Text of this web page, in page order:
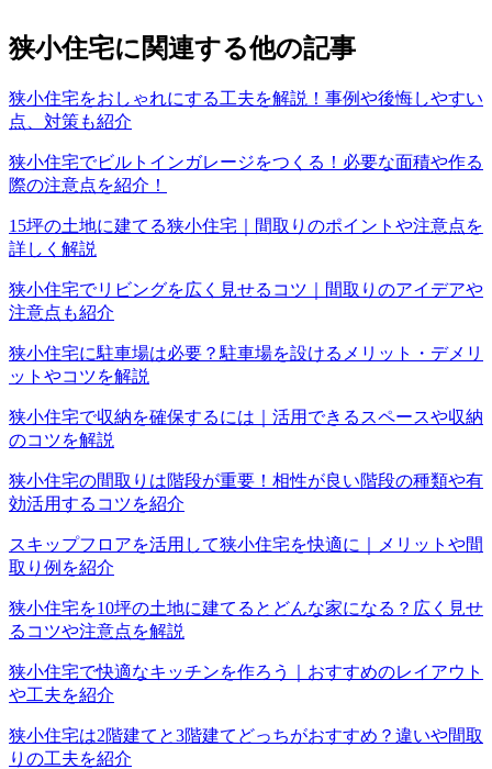
狭小住宅に関連する他の記事
狭小住宅をおしゃれにする工夫を解説！事例や後悔しやすい
点、対策も紹介
狭小住宅でビルトインガレージをつくる！必要な面積や作る
際の注意点を紹介！
15坪の土地に建てる狭小住宅｜間取りのポイントや注意点を
詳しく解説
狭小住宅でリビングを広く見せるコツ｜間取りのアイデアや
注意点も紹介
狭小住宅に駐車場は必要？駐車場を設けるメリット・デメリ
ットやコツを解説
狭小住宅で収納を確保するには｜活用できるスペースや収納
のコツを解説
狭小住宅の間取りは階段が重要！相性が良い階段の種類や有
効活用するコツを紹介
スキップフロアを活用して狭小住宅を快適に｜メリットや間
取り例を紹介
狭小住宅を10坪の土地に建てるとどんな家になる？広く見せ
るコツや注意点を解説
狭小住宅で快適なキッチンを作ろう｜おすすめのレイアウト
や工夫を紹介
狭小住宅は2階建てと3階建てどっちがおすすめ？違いや間取
りの工夫を紹介